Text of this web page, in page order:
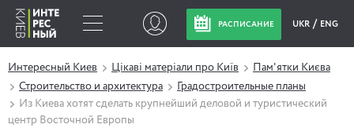
РАСПИСАНИЕ UKR ENG
Интересный Киев Цікаві матеріали про Київ
Пам'ятки Києва
Строительство и архитектура
Градостроительные планы
Из Киева хотят сделать крупнейший деловой и туристический
центр Восточной Европы